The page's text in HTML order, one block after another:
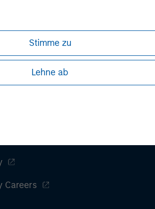
Stimme zu
Lehne ab
Managing Director
Careers